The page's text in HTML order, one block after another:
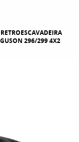
296/299 4X2